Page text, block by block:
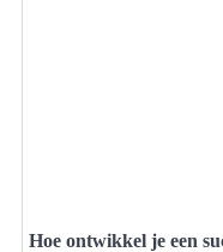
Hoe ontwikkel je een